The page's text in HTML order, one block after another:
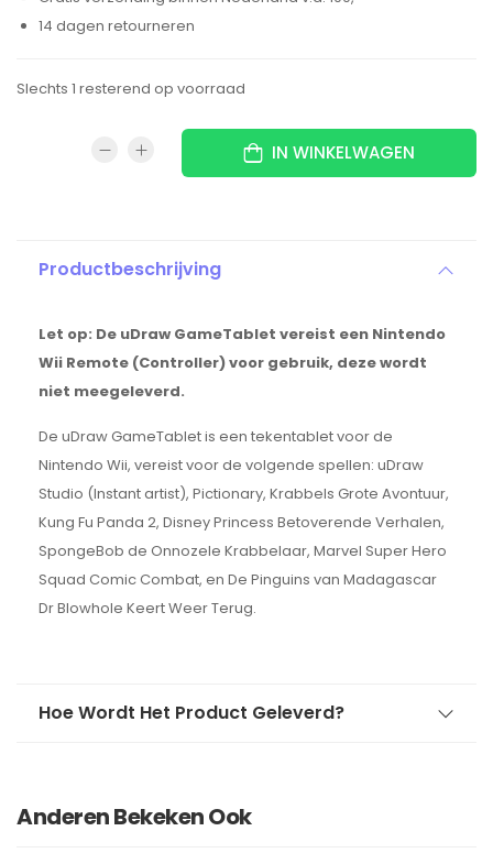
14 dagen retourneren
Slechts 1 resterend op voorraad
IN WINKELWAGEN
Productbeschrijving
Let op: De uDraw GameTablet vereist een Nintendo
Wii Remote (Controller) voor gebruik, deze wordt
niet meegeleverd.
De uDraw GameTablet is een tekentablet voor de
Nintendo Wii, vereist voor de volgende spellen: uDraw
Studio (Instant artist), Pictionary, Krabbels Grote Avontuur,
Kung Fu Panda 2, Disney Princess Betoverende Verhalen,
SpongeBob de Onnozele Krabbelaar, Marvel Super Hero
Squad Comic Combat, en De Pinguins van Madagascar
Dr Blowhole Keert Weer Terug.
Hoe Wordt Het Product Geleverd?
Anderen Bekeken Ook